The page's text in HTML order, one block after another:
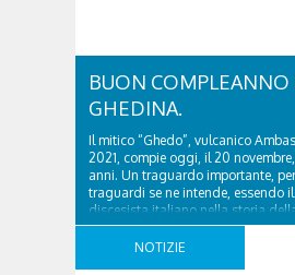
BUON COMPLEANNO
GHEDINA.
Il mitico “Ghedo”, vulcanico
2021, compie oggi, il 20
anni. Un traguardo importante,
traguardi se ne intende, essendo
discesista italiano nella storia
Mondo di sci alpino, con ben 12
nella specialità della discesa
NOTIZIE